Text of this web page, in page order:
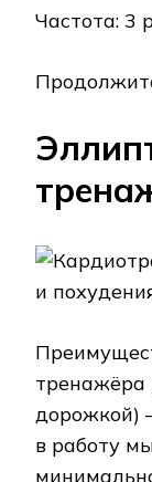
Частота: 3
тренажёра
дорожкой)
в работу